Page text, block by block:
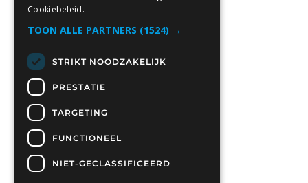
Cookiebeleid.
TOON ALLE PARTNERS (1524) →
STRIKT NOODZAKELIJK
PRESTATIE
TARGETING
FUNCTIONEEL
NIET-GECLASSIFICEERD